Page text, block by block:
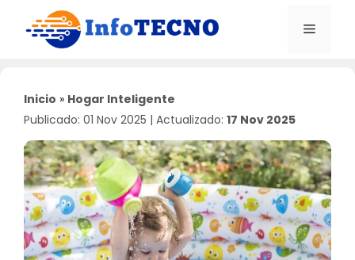
contenido
Menú
Inicio » Hogar Inteligente
Publicado: 01 Nov 2025 | Actualizado: 17 Nov 2025